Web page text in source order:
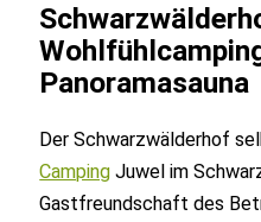
Panoramasauna
Der Schwarzwälderhof
Camping Juwel im
Gastfreundschaft des